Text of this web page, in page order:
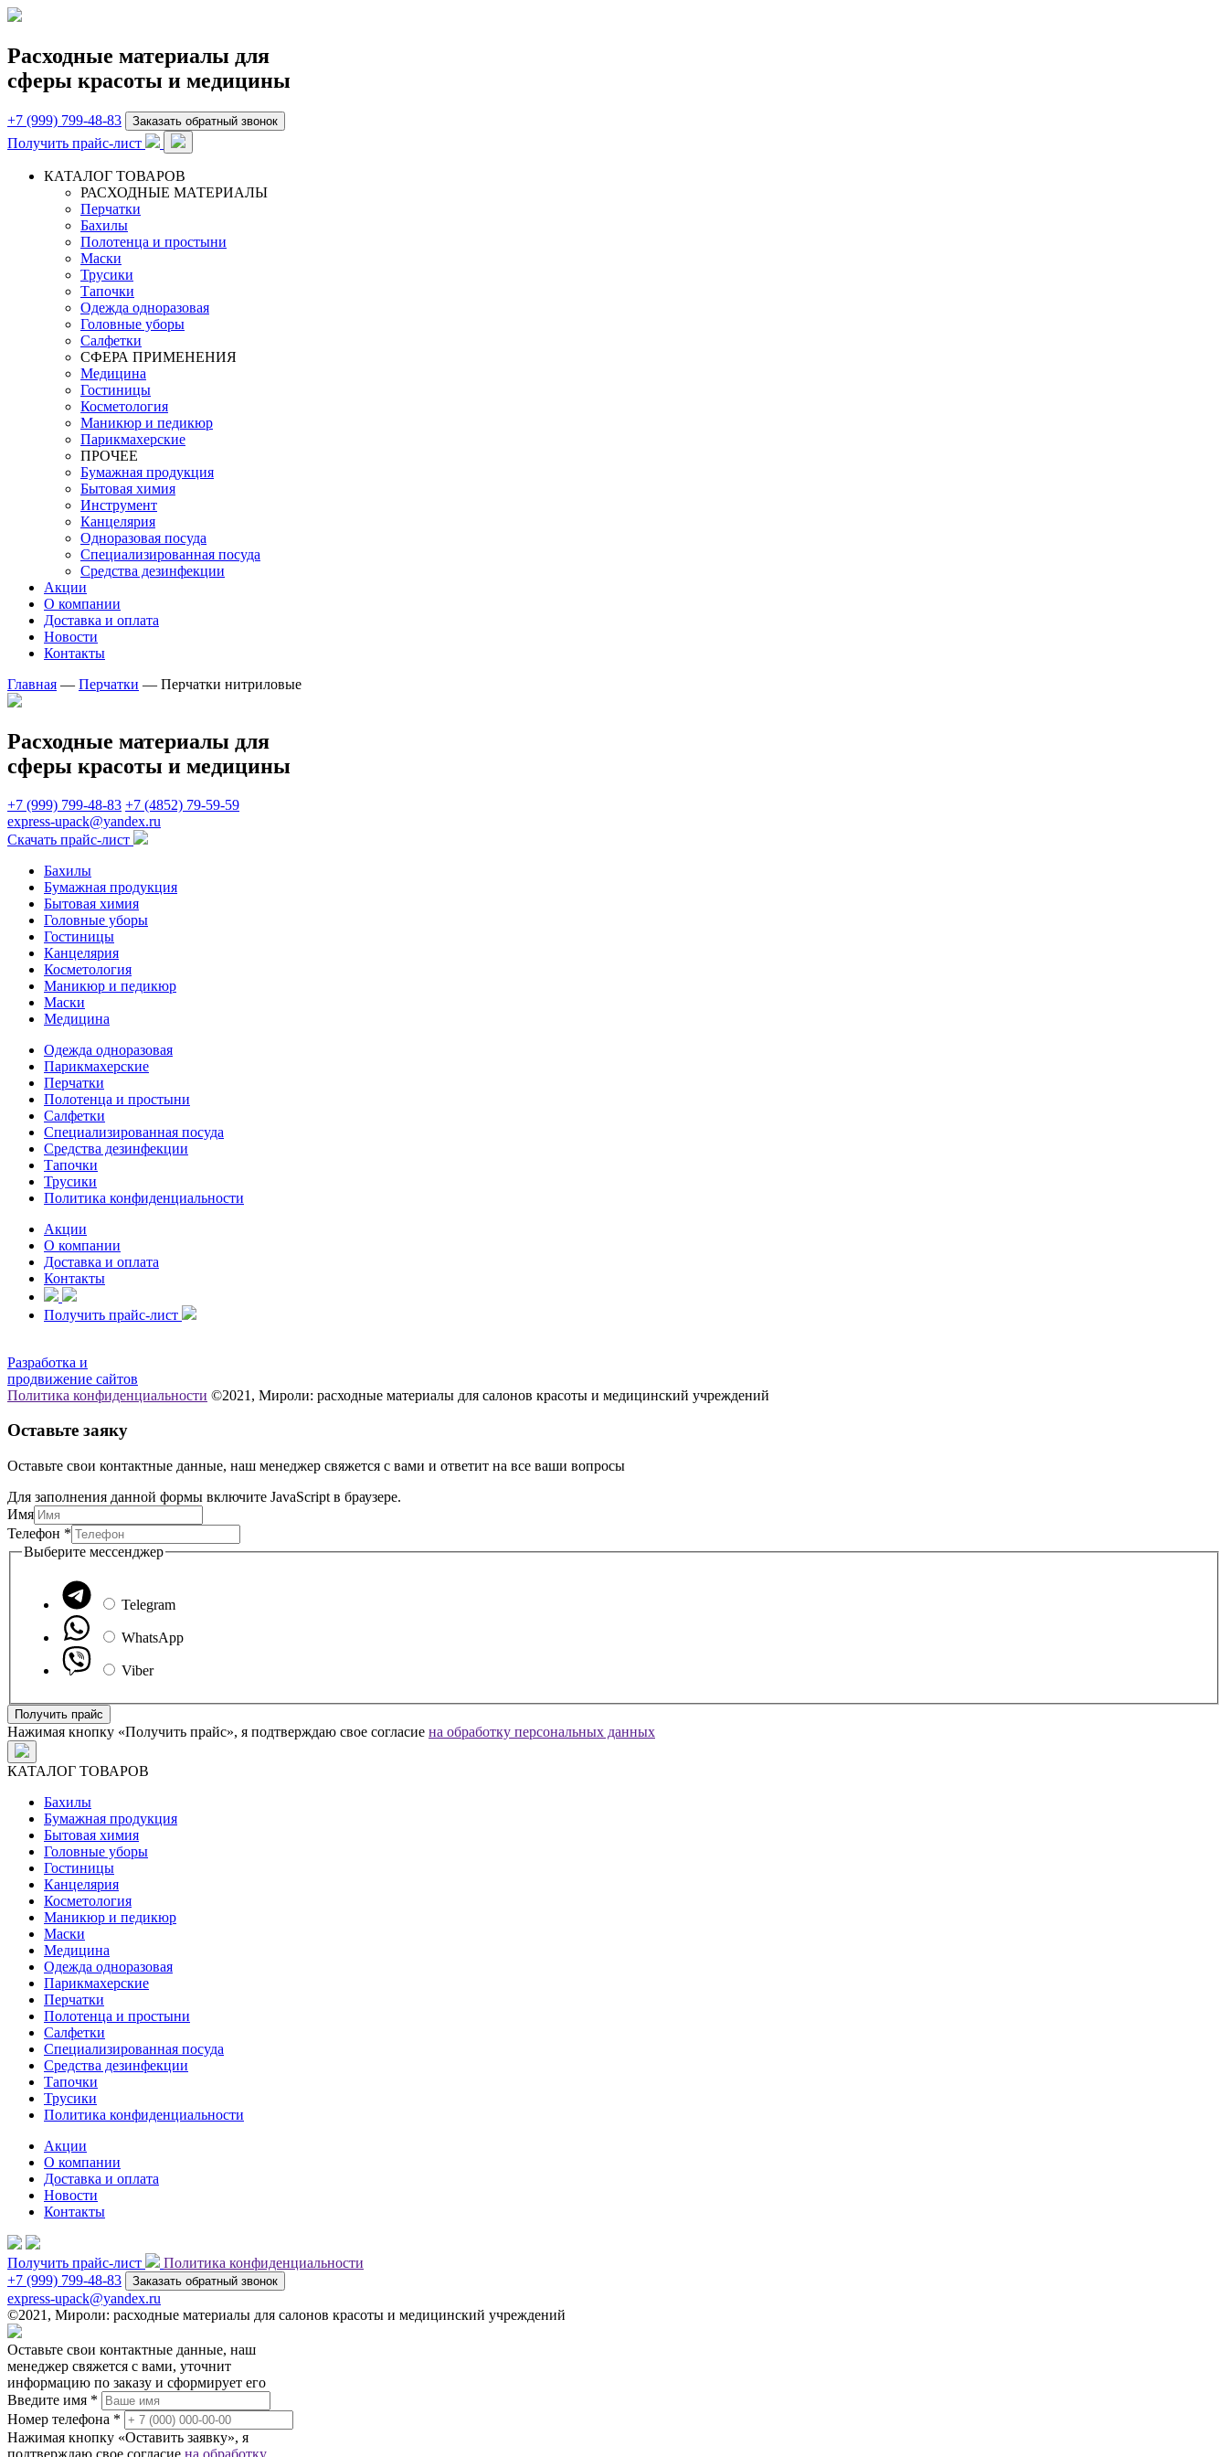
Расходные материалы для
сферы красоты и медицины
+7 (999) 799-48-83 Заказать обратный звонок
Получить прайс-лист
КАТАЛОГ ТОВАРОВ
РАСХОДНЫЕ МАТЕРИАЛЫ
Перчатки
Бахилы
Полотенца и простыни
Маски
Трусики
Тапочки
Одежда одноразовая
Головные уборы
Салфетки
СФЕРА ПРИМЕНЕНИЯ
Медицина
Гостиницы
Косметология
Маникюр и педикюр
Парикмахерские
ПРОЧЕЕ
Бумажная продукция
Бытовая химия
Инструмент
Канцелярия
Одноразовая посуда
Специализированная посуда
Средства дезинфекции
Акции
О компании
Доставка и оплата
Новости
Контакты
Главная — Перчатки — Перчатки нитриловые
Расходные материалы для
сферы красоты и медицины
+7 (999) 799-48-83 +7 (4852) 79-59-59
express-upack@yandex.ru
Скачать прайс-лист
Бахилы
Бумажная продукция
Бытовая химия
Головные уборы
Гостиницы
Канцелярия
Косметология
Маникюр и педикюр
Маски
Медицина
Одежда одноразовая
Парикмахерские
Перчатки
Полотенца и простыни
Салфетки
Специализированная посуда
Средства дезинфекции
Тапочки
Трусики
Политика конфиденциальности
Акции
О компании
Доставка и оплата
Контакты
Получить прайс-лист
Разработка и
продвижение сайтов
Политика конфиденциальности ©2021, Мироли: расходные материалы для салонов красоты и медицинский учреждений
Оставьте заяку
Оставьте свои контактные данные, наш менеджер свяжется с вами и ответит на все ваши вопросы
Для заполнения данной формы включите JavaScript в браузере.
Имя
Выберите
Телефон
Телефон *
Выберите мессенджер
Telegram
WhatsApp
Viber
Получить прайс
Нажимая кнопку «Получить прайс», я подтверждаю свое согласие на обработку персональных данных
КАТАЛОГ ТОВАРОВ
Бахилы
Бумажная продукция
Бытовая химия
Головные уборы
Гостиницы
Канцелярия
Косметология
Маникюр и педикюр
Маски
Медицина
Одежда одноразовая
Парикмахерские
Перчатки
Полотенца и простыни
Салфетки
Специализированная посуда
Средства дезинфекции
Тапочки
Трусики
Политика конфиденциальности
Акции
О компании
Доставка и оплата
Новости
Контакты
Получить прайс-лист
Политика конфиденциальности
+7 (999) 799-48-83
Заказать обратный звонок
express-upack@yandex.ru
©2021, Мироли: расходные материалы для салонов красоты и медицинский учреждений
Оставьте свои контактные данные, наш
менеджер свяжется с вами, уточнит
информацию по заказу и сформирует его
Введите имя *
Номер телефона *
Нажимая кнопку «Оставить заявку», я
подтверждаю свое согласие на обработку